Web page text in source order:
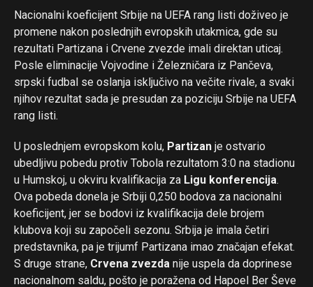
Nacionalni koeficijent Srbije na UEFA rang listi doživeo je
promene nakon poslednjih evropskih utakmica, gde su
rezultati Partizana i Crvene zvezde imali direktan uticaj.
Posle eliminacije Vojvodine i Železničara iz Pančeva,
srpski fudbal se oslanja isključivo na večite rivale, a svaki
njihov rezultat sada je presudan za poziciju Srbije na UEFA
rang listi.
U poslednjem evropskom kolu, Partizan je ostvario
ubedljivu pobedu protiv Tobola rezultatom 3:0 na stadionu
u Humskoj, u okviru kvalifikacija za Ligu konferencija.
Ova pobeda donela je Srbiji 0,250 bodova za nacionalni
koeficijent, jer se bodovi iz kvalifikacija dele brojem
klubova koji su započeli sezonu. Srbija je imala četiri
predstavnika, pa je trijumf Partizana imao značajan efekat.
S druge strane, Crvena zvezda nije uspela da doprinese
nacionalnom saldu, pošto je poražena od Hapoel Ber Ševe